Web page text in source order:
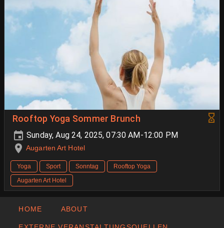
Rooftop Yoga Sommer Brunch
Sunday, Aug 24, 2025, 07:30 AM-12:00 PM
Augarten Art Hotel
Yoga Sport Sonntag
Rooftop Yoga
Augarten Art Hotel
HOME ABOUT